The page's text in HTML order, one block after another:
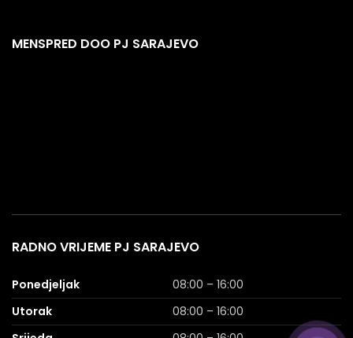
MENSPRED DOO PJ SARAJEVO
RADNO VRIJEME PJ SARAJEVO
Ponedjeljak
08:00 – 16:00
Utorak
08:00 – 16:00